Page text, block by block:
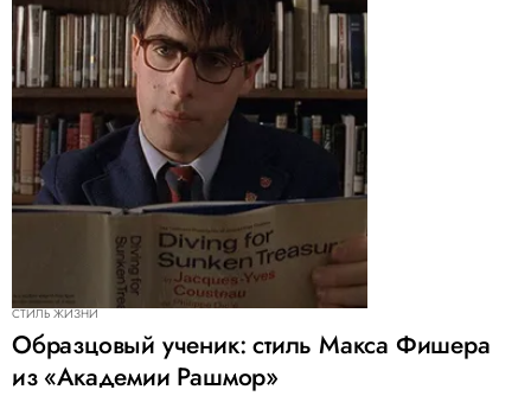
СТИЛЬ ЖИЗНИ
Образцовый ученик: стиль Макса Фишера
из «Академии Рашмор»